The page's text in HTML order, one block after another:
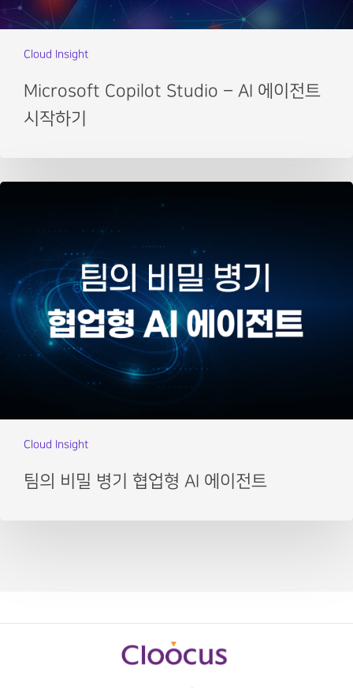
Cloud Insight
Microsoft Copilot Studio – AI 에이전트
시작하기
Cloud Insight
팀의 비밀 병기 협업형 AI 에이전트